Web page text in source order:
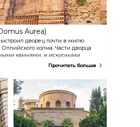
Aurea)
дворец почти в милю
холма. Части дворца
камнями, и искусными
Нерона, дворец был погребен
народа воспоминания о
в 15 веке. В наши дни
осмотреть 30 из 150 подземных
Прочитать больше